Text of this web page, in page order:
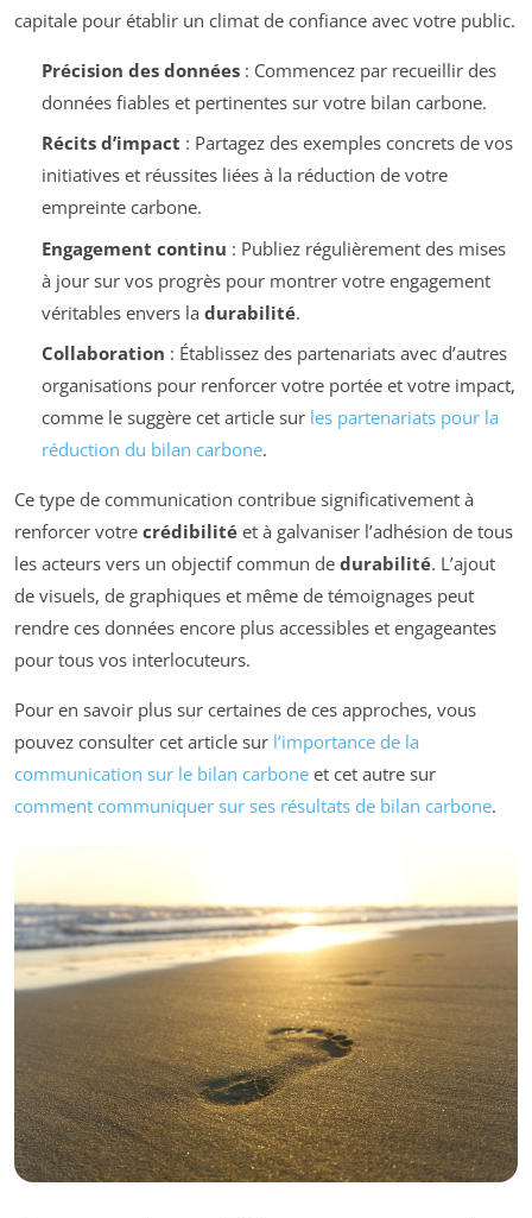
capitale pour établir un climat de confiance avec votre public.
Précision des données: Commencez par recueillir des
données fiables et pertinentes sur votre bilan carbone.
Récits d’impact : Partagez des exemples concrets de vos
initiatives et réussites liées à la réduction de votre
empreinte carbone.
Engagement continu : Publiez régulièrement des mises
à jour sur vos progrès pour montrer votre engagement
véritables envers la durabilité.
Collaboration : Établissez des partenariats avec d’autres
organisations pour renforcer votre portée et votre impact,
comme le suggère cet article sur les partenariats pour la
réduction du bilan carbone.
Ce type de communication contribue significativement à
renforcer votre crédibilité et à galvaniser l’adhésion de tous
les acteurs vers un objectif commun de durabilité. L’ajout
de visuels, de graphiques et même de témoignages peut
rendre ces données encore plus accessibles et engageantes
pour tous vos interlocuteurs.
Pour en savoir plus sur certaines de ces approches, vous
pouvez consulter cet article sur l’importance de la
communication sur le bilan carbone et cet autre sur
comment communiquer sur ses résultats de bilan carbone.